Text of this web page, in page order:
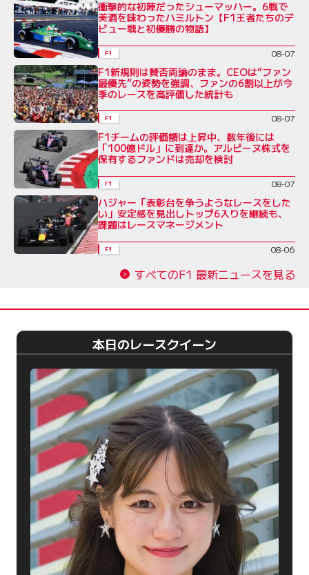
衝撃的な初陣だったシューマッハー。6戦で
美酒を味わったハミルトン【F1王者たちのデ
ビュー戦と初優勝の物語】
F1 08-07
F1新規則は賛否両論のまま。CEOは“ファン
最優先”の姿勢を強調、ファンの6割以上が今
季のレースを高評価した統計も
F1 08-07
F1チームの評価額は上昇中、数年後には
「100億ドル」に到達か。アルピーヌ株式を
保有するファンドは売却を検討
F1 08-07
ハジャー「表彰台を争うようなレースをした
い」安定感を見出しトップ6入りを継続も、
課題はレースマネージメント
F1 08-06
すべてのF1 最新ニュースを見る
本日のレースクイーン